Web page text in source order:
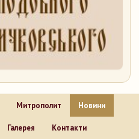
Митрополит Новини
Галерея Контакти